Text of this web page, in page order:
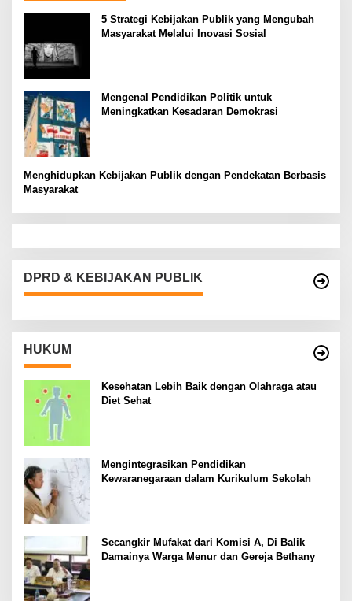
5 Strategi Kebijakan Publik yang Mengubah
Masyarakat Melalui Inovasi Sosial
Mengenal Pendidikan Politik untuk
Meningkatkan Kesadaran Demokrasi
Menghidupkan Kebijakan Publik dengan Pendekatan Berbasis
Masyarakat
DPRD & KEBIJAKAN PUBLIK
HUKUM
Kesehatan Lebih Baik dengan Olahraga atau
Diet Sehat
Mengintegrasikan Pendidikan
Kewaranegaraan dalam Kurikulum Sekolah
Secangkir Mufakat dari Komisi A, Di Balik
Damainya Warga Menur dan Gereja Bethany